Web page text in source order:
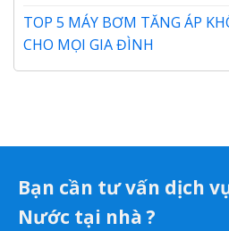
TOP 5 MÁY BƠM TĂNG ÁP
CHO MỌI GIA ĐÌNH
Bạn cần tư vấn dịch
Nước tại nhà ?